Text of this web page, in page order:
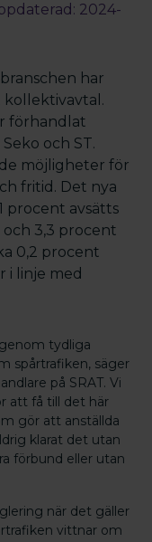
2024-
har
förhandlat
och ST.
möjligheter för
fritid. Det nya
procent avsätts
3,3 procent
0,2 procent
i linje med
tydliga
spårtrafiken, säger
på SRAT. Vi
att få till det här
gör att anställda
klarat det utan
förbund eller utan
när det gäller
vittnar om